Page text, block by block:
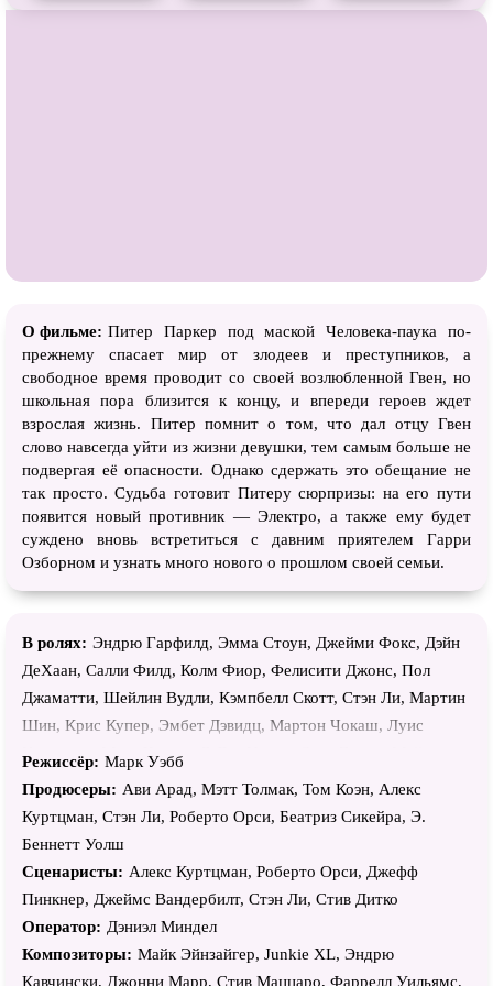
О фильме: Питер Паркер под маской Человека-паука по-
прежнему спасает мир от злодеев и преступников, а
свободное время проводит со своей возлюбленной Гвен, но
школьная пора близится к концу, и впереди героев ждет
взрослая жизнь. Питер помнит о том, что дал отцу Гвен
слово навсегда уйти из жизни девушки, тем самым больше не
подвергая её опасности. Однако сдержать это обещание не
так просто. Судьба готовит Питеру сюрпризы: на его пути
появится новый противник — Электро, а также ему будет
суждено вновь встретиться с давним приятелем Гарри
Озборном и узнать много нового о прошлом своей семьи.
В ролях: Эндрю Гарфилд, Эмма Стоун, Джейми Фокс, Дэйн
ДеХаан, Салли Филд, Колм Фиор, Фелисити Джонс, Пол
Джаматти, Шейлин Вудли, Кэмпбелл Скотт, Стэн Ли, Мартин
Шин, Крис Купер, Эмбет Дэвидц, Мартон Чокаш, Луис
Канселми, Макс Чарльз, Б.Дж. Новак, Сара Гадон, Майкл
Масси, Хорхе Вега, Билл Хек, Тедди Колука, Хелен Штерн,
Эйди Брайант, Кэл Маккристал, Анслем Ричардсон, Марк
Доэрти, Джеймс Колби, Кари Коулмэн, Скайлер Гизондо,
Чарли Депью, Роберт Ньюман, Адриан Мартинес, Тадеус
Филлипс, Джеймс Майкл МакКоли, Дэвид Шабтай, Грег
Коннолли, Тимоти Адамс, Таг Кокер, Джабари Грэй, Джейм
Консепшн, Пэт Кирнан, Джессика Або, Клем Чун, Душан
Хыска, Андрей Рунцо, Бреннан Тейлор, Слейт Линдер, Дрю
Режиссёр: Марк Уэбб
Продюсеры: Ави Арад, Мэтт Толмак, Том Коэн, Алекс
Куртцман, Стэн Ли, Роберто Орси, Беатриз Сикейра, Э.
Беннетт Уолш
Сценаристы: Алекс Куртцман, Роберто Орси, Джефф
Пинкнер, Джеймс Вандербилт, Стэн Ли, Стив Дитко
Оператор: Дэниэл Миндел
Композиторы: Майк Эйнзайгер, Junkie XL, Эндрю
Кавчински, Джонни Марр, Стив Маццаро, Фаррелл Уильямс,